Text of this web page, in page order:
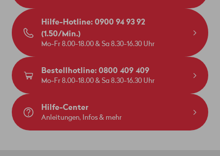
Hilfe-Hotline: 0900 94 93 92
(1.50/Min.)
Mo-Fr 8.00-18.00 & Sa 8.30-16.30 Uhr
Bestellhotline: 0800 409 409
Mo-Fr 8.00-18.00 & Sa 8.30-16.30 Uhr
Hilfe-Center
Anleitungen, Infos & mehr